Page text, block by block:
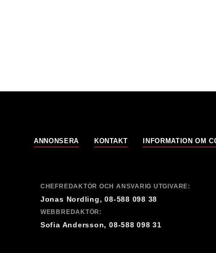
ANNONSERA KONTAKT INFORMATION OM
CHEFREDAKTÖR OCH ANSVARIG UTGIVARE:
Jonas Nordling, 08-588 098 38
WEBBREDAKTÖR:
Sofia Andersson, 08-588 098 31